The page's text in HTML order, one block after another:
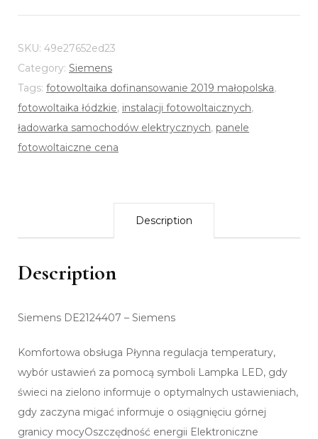
SKU: 49e27652ed23
Category: Siemens
Tags: fotowoltaika dofinansowanie 2019 małopolska,
fotowoltaika łódzkie, instalacji fotowoltaicznych,
ładowarka samochodów elektrycznych, panele
fotowoltaiczne cena
Description
Description
Siemens DE2124407 – Siemens
Komfortowa obsługa Płynna regulacja temperatury,
wybór ustawień za pomocą symboli Lampka LED, gdy
świeci na zielono informuje o optymalnych ustawieniach,
gdy zaczyna migać informuje o osiągnięciu górnej
granicy mocyOszczędność energii Elektroniczne